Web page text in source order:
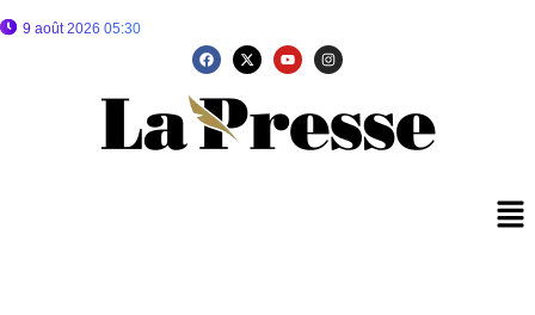
9 août 2026 05:30